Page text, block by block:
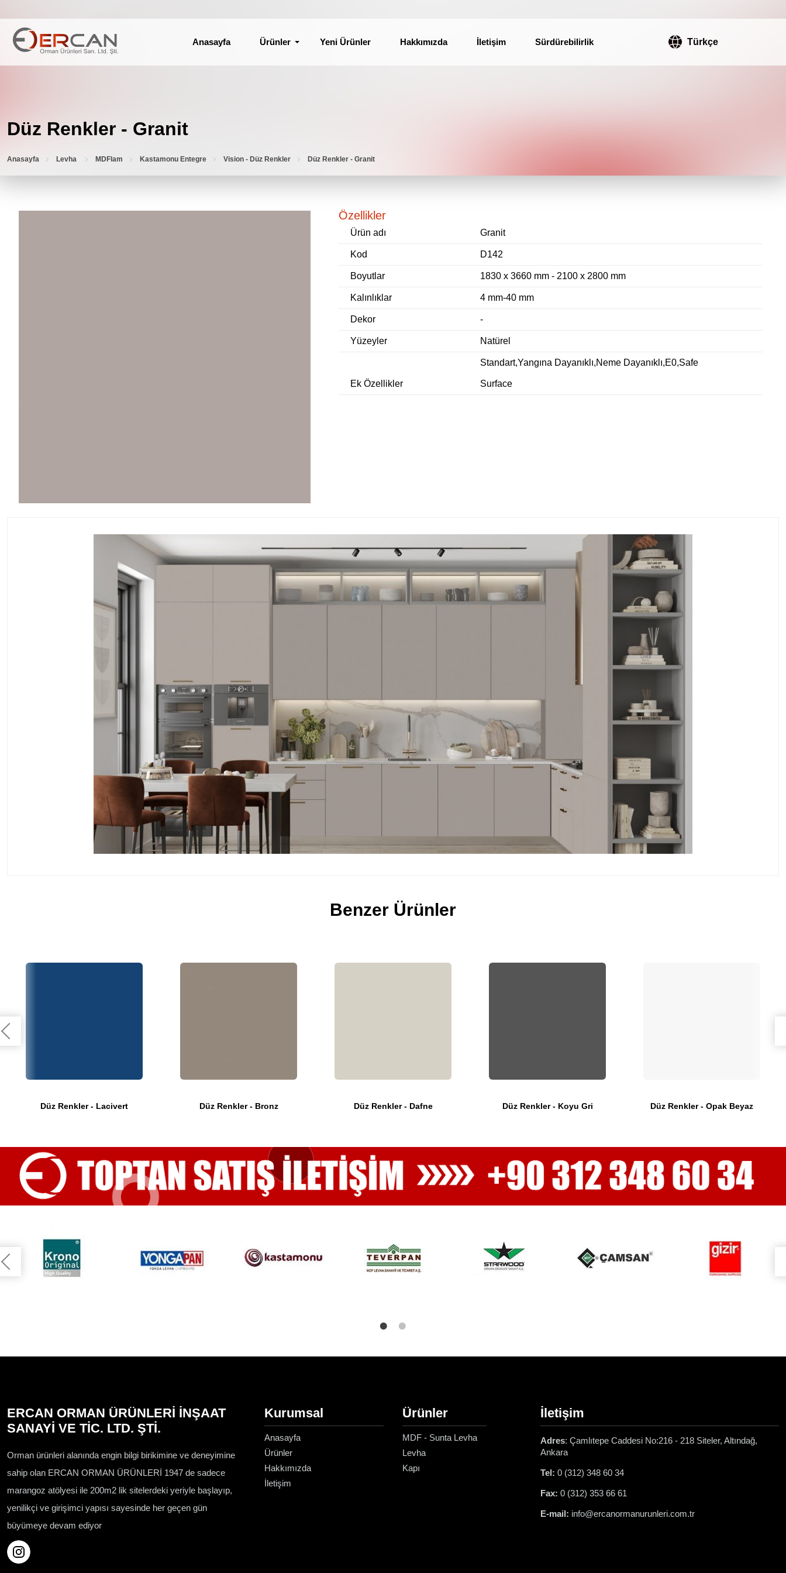
Anasayfa Ürünler Yeni Ürünler Hakkımızda İletişim Sürdürebilirlik Türkçe
Düz Renkler - Granit
Anasayfa Levha MDFlam Kastamonu Entegre Vision - Düz Renkler Düz Renkler - Granit
Özellikler
Ürün adı Granit
Kod D142
Boyutlar 1830 x 3660 mm - 2100 x 2800 mm
Kalınlıklar 4 mm-40 mm
Dekor -
Yüzeyler Natürel
Ek Özellikler
Standart,Yangına Dayanıklı,Neme Dayanıklı,E0,Safe
Surface
Benzer Ürünler
Düz Renkler - Lacivert Düz Renkler - Bronz Düz Renkler - Dafne Düz Renkler - Koyu Gri Düz Renkler - Opak Beyaz
ERCAN ORMAN ÜRÜNLERİ İNŞAAT
SANAYİ VE TİC. LTD. ŞTİ.
Orman ürünleri alanında engin bilgi birikimine ve deneyimine
sahip olan ERCAN ORMAN ÜRÜNLERİ 1947 de sadece
marangoz atölyesi ile 200m2 lik sitelerdeki yeriyle başlayıp,
yenilikçi ve girişimci yapısı sayesinde her geçen gün
büyümeye devam ediyor
Kurumsal
Anasayfa
Ürünler
Hakkımızda
İletişim
Ürünler
MDF - Sunta Levha
Levha
Kapı
İletişim
Adres: Çamlıtepe Caddesi No:216 - 218 Siteler, Altındağ,
Ankara
Tel: 0 (312) 348 60 34
Fax: 0 (312) 353 66 61
E-mail: info@ercanormanurunleri.com.tr